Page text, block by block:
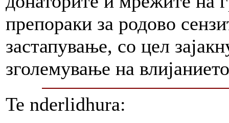
препораки за родово
застапување, со цел
зголемување на
Te nderlidhura: